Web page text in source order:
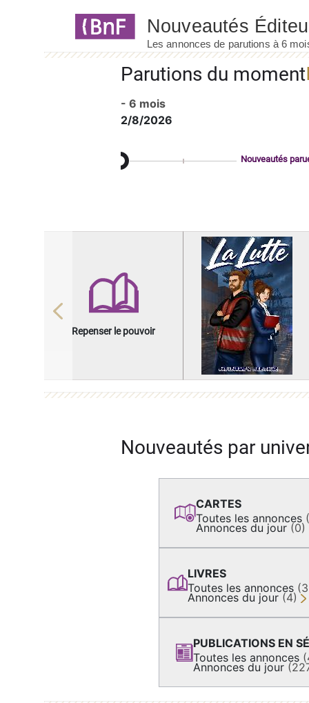
Parutions du moment
- 6 mois
2/8/2026
Nouveautés
Repenser le pouvoir
Previous
Nouveautés par
CARTES
Toutes les annonces
Annonces du jour (0)
LIVRES
Toutes les annonces
Annonces du jour (4)
PUBLICATIONS EN
Toutes les annonces
Annonces du jour